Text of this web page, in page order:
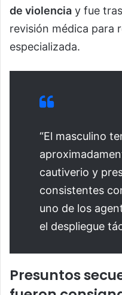
de violencia y fue
revisión médica para
especializada.
“El masculino
cautiverio y
consistentes
uno de los
el despliegue
Presuntos